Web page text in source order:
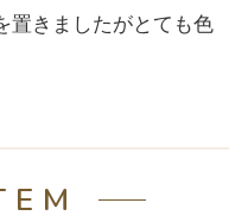
置きましたがとても色